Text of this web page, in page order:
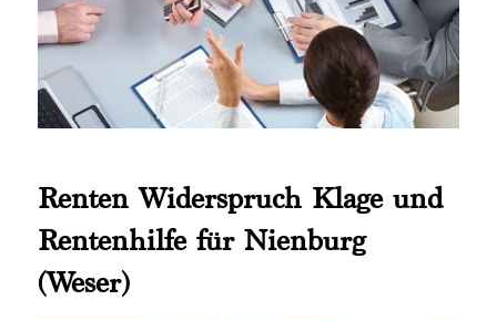
Renten Widerspruch Klage und
Rentenhilfe für Nienburg
(Weser)